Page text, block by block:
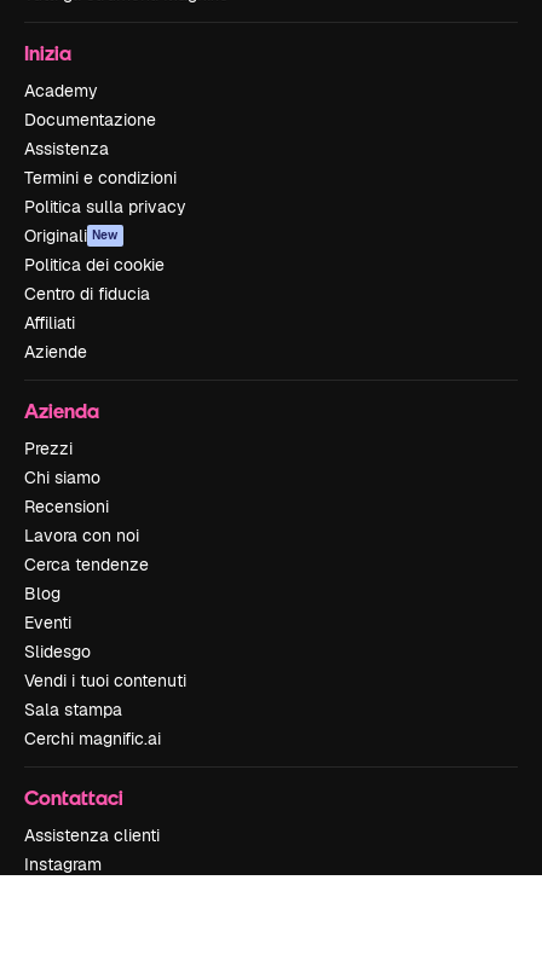
Inizia
Academy
Documentazione
Assistenza
Termini e condizioni
Politica sulla privacy
Originali New
Politica dei cookie
Centro di fiducia
Affiliati
Aziende
Azienda
Prezzi
Chi siamo
Recensioni
Lavora con noi
Cerca tendenze
Blog
Eventi
Slidesgo
Vendi i tuoi contenuti
Sala stampa
Cerchi magnific.ai
Contattaci
Assistenza clienti
Instagram